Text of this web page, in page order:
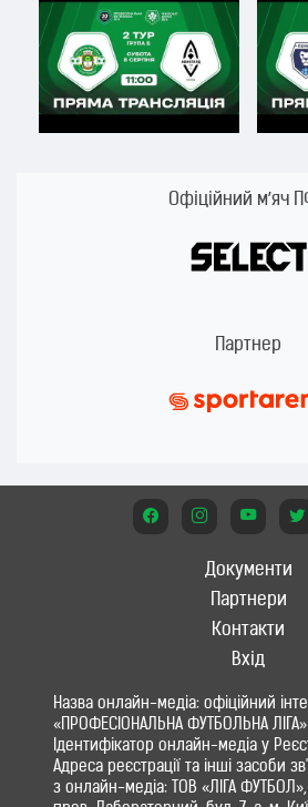
Офіційний м’яч
Партнер
Документи
Партнери
Контакти
Вхід
Назва онлайн-медіа: офіційний
«ПРОФЕСІОНАЛЬНА ФУТБОЛЬНА ЛІГА»
Ідентифікатор онлайн-медіа у
Адреса реєстрації та інші засоби
з онлайн-медіа: ТОВ «ЛІГА ФУТБОЛ»,